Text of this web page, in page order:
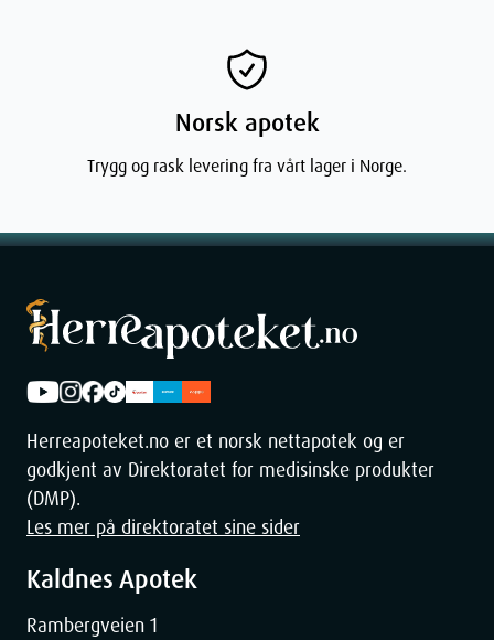
og uten å etterlate den stram og tørr.
Start og avslutt dagen med den rene, styrkende følelsen av
legger grunnlaget for en sunn og balansert hud.
Norsk apotek
Trygg og rask levering fra vårt lager i Norge.
Herreapoteket.no er et norsk nettapotek og er
godkjent av Direktoratet for medisinske produkter
(DMP).
Les mer på direktoratet sine sider
Kaldnes Apotek
Rambergveien 1